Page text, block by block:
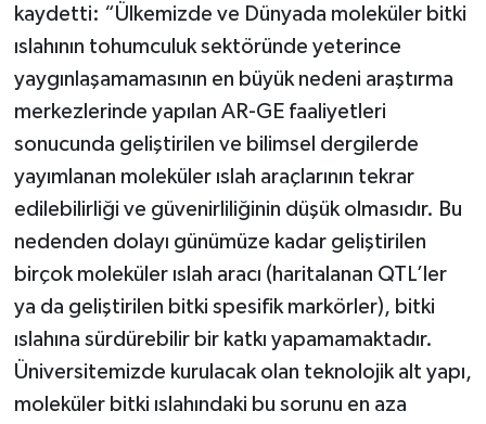
kaydetti: “Ülkemizde ve Dünyada moleküler bitki
ıslahının tohumculuk sektöründe yeterince
yaygınlaşamamasının en büyük nedeni araştırma
merkezlerinde yapılan AR-GE faaliyetleri
sonucunda geliştirilen ve bilimsel dergilerde
yayımlanan moleküler ıslah araçlarının tekrar
edilebilirliği ve güvenirliliğinin düşük olmasıdır. Bu
nedenden dolayı günümüze kadar geliştirilen
birçok moleküler ıslah aracı (haritalanan QTL’ler
ya da geliştirilen bitki spesifik markörler), bitki
ıslahına sürdürebilir bir katkı yapamamaktadır.
Üniversitemizde kurulacak olan teknolojik alt yapı,
moleküler bitki ıslahındaki bu sorunu en aza